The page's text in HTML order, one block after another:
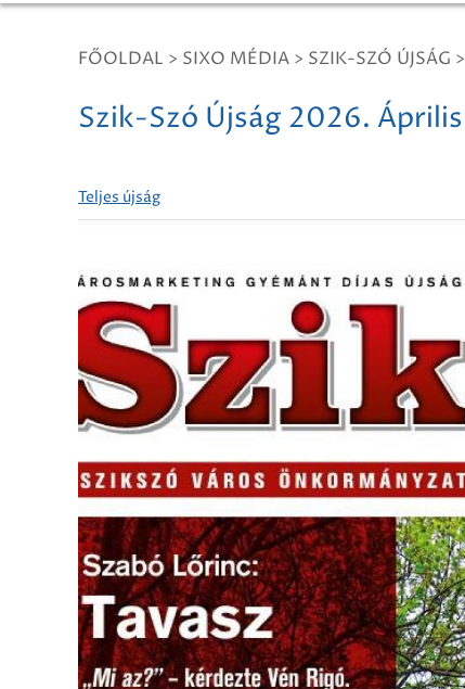
FŐOLDAL > SIXO MÉDIA > SZIK-SZÓ ÚJSÁG >
Szik-Szó Újság 2026. Április
Teljes újság